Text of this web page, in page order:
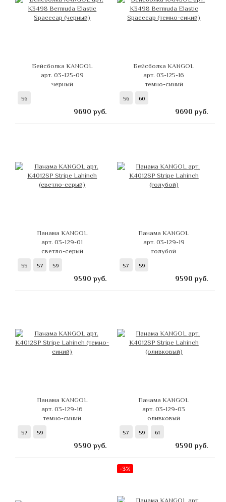
Бейсболка KANGOL
арт. 03-125-09
черный
56
9690 руб.
Бейсболка KANGOL
арт. 03-125-16
темно-синий
56 60
9690 руб.
Панама KANGOL
арт. 03-129-01
светло-серый
55 57 59
9590 руб.
Панама KANGOL
арт. 03-129-19
голубой
57 59
9590 руб.
Панама KANGOL
арт. 03-129-16
темно-синий
57 59
9590 руб.
Панама KANGOL
арт. 03-129-03
оливковый
57 59 61
9590 руб.
-3%